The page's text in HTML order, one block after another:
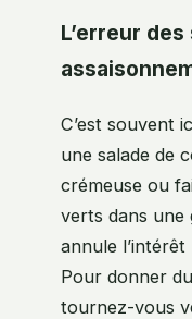
L’erreur
C’est souvent
une salade de
crémeuse ou
verts dans une
annule
Pour donner
tournez-vous